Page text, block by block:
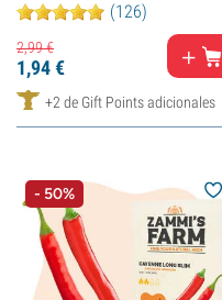
(126)
2,99€
1,94€
+2 de Gift Points adicionales
- 50%